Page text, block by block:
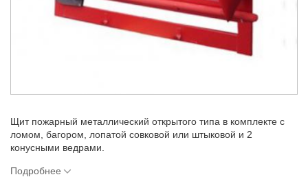
Щит пожарный металлический открытого типа в комплекте с
ломом, багором, лопатой совковой или штыковой и 2
конусными ведрами.
Подробнее